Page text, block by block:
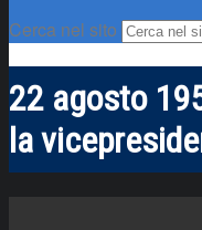
Cerca nel sito
22 agosto
la